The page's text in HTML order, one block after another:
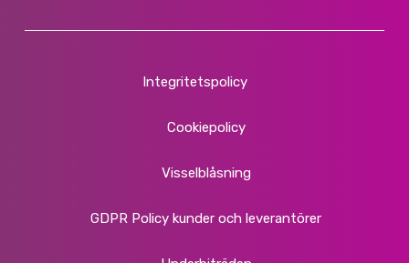
Integritetspolicy
Cookiepolicy
Visselblåsning
GDPR Policy kunder och leverantörer